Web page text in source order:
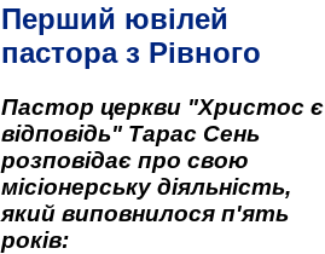
Перший ювілей
пастора з Рівного
Пастор церкви "Христос є
відповідь" Тарас Сень
розповідає про свою
місіонерську діяльність,
який виповнилося п'ять
років: